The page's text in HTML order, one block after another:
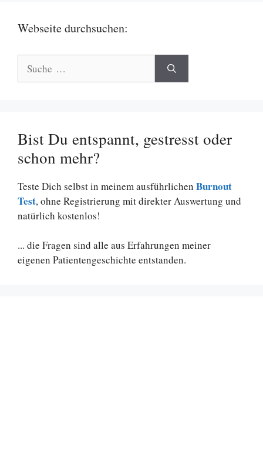
Webseite durchsuchen:
nach:
Bist Du entspannt, gestresst oder
schon mehr?
Teste Dich selbst in meinem ausführlichen Burnout
Test, ohne Registrierung mit direkter Auswertung und
natürlich kostenlos!
... die Fragen sind alle aus Erfahrungen meiner
eigenen Patientengeschichte entstanden.